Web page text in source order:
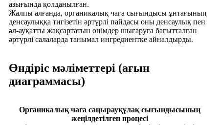
азығында қолданылған.
Жалпы алғанда, органикалық чага сығындысы ұнтағының
денсаулыққа тигізетін әртүрлі пайдасы оны денсаулық пен
әл-ауқатты жақсартатын өнімдер шығаруға бағытталған
әртүрлі салаларда танымал ингредиентке айналдырды.
Өндіріс мәліметтері (ағын
диаграммасы)
Органикалық чага саңырауқұлақ сығындысының
жеңілдетілген процесі